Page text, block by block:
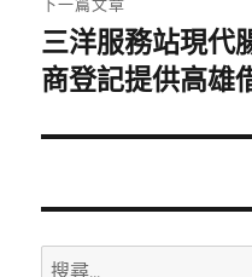
下
一
文
三洋服務站現代
商登記提供高雄
搜